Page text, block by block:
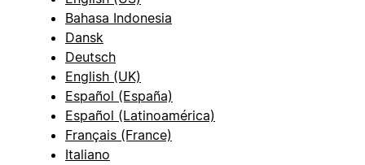
Bahasa Indonesia
Dansk
Deutsch
English (UK)
Español (España)
Español (Latinoamérica)
Français (France)
Italiano